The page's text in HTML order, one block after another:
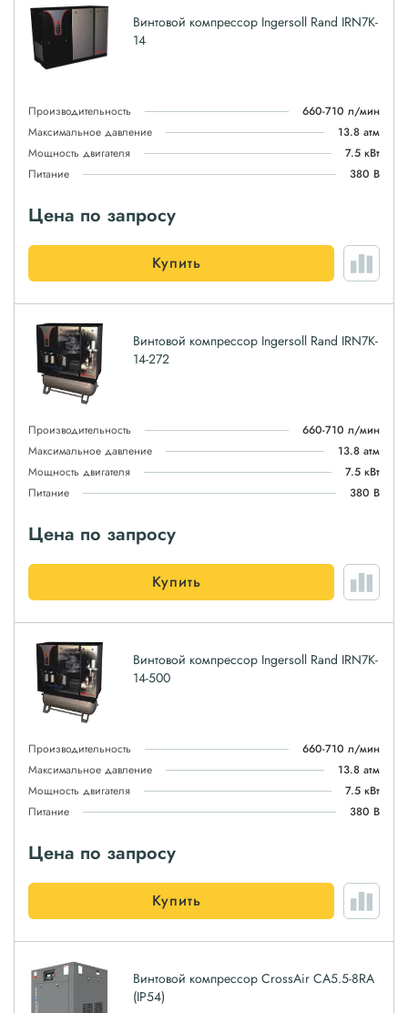
Винтовой компрессор Ingersoll Rand IRN7K-
14
Производительность
660-710 л/мин
Максимальное давление
13.8 атм
Мощность двигателя
7.5 кВт
Питание
380 В
Цена по запросу
Купить
Винтовой компрессор Ingersoll Rand IRN7K-
14-272
Производительность
660-710 л/мин
Максимальное давление
13.8 атм
Мощность двигателя
7.5 кВт
Питание
380 В
Цена по запросу
Купить
Винтовой компрессор Ingersoll Rand IRN7K-
14-500
Производительность
660-710 л/мин
Максимальное давление
13.8 атм
Мощность двигателя
7.5 кВт
Питание
380 В
Цена по запросу
Купить
Винтовой компрессор CrossAir CA5.5-8RA
(IP54)